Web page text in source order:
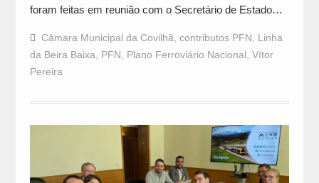
foram feitas em reunião com o Secretário de Estado…
Câmara Municipal da Covilhã, contributos PFN, Linha
da Beira Baixa, PFN, Plano Ferroviário Nacional, Vítor
Pereira